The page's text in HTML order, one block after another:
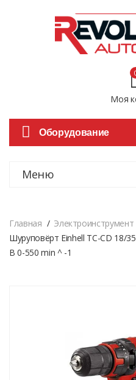
Моя
Оборудование
Меню
Главная
Электроинструмент
Шуруповёрт Einhell TC-CD 18/
В 0-550 min ^ -1